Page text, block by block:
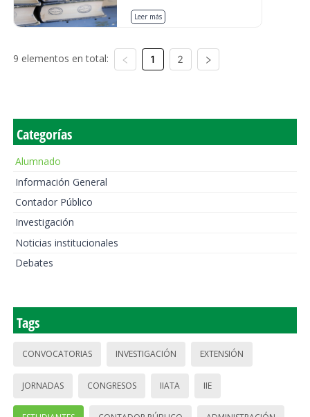
Leer más
9 elementos en total: 1 2
Categorías
Alumnado
Información General
Contador Público
Investigación
Noticias institucionales
Debates
Tags
CONVOCATORIAS INVESTIGACIÓN EXTENSIÓN
JORNADAS CONGRESOS IIATA IIE